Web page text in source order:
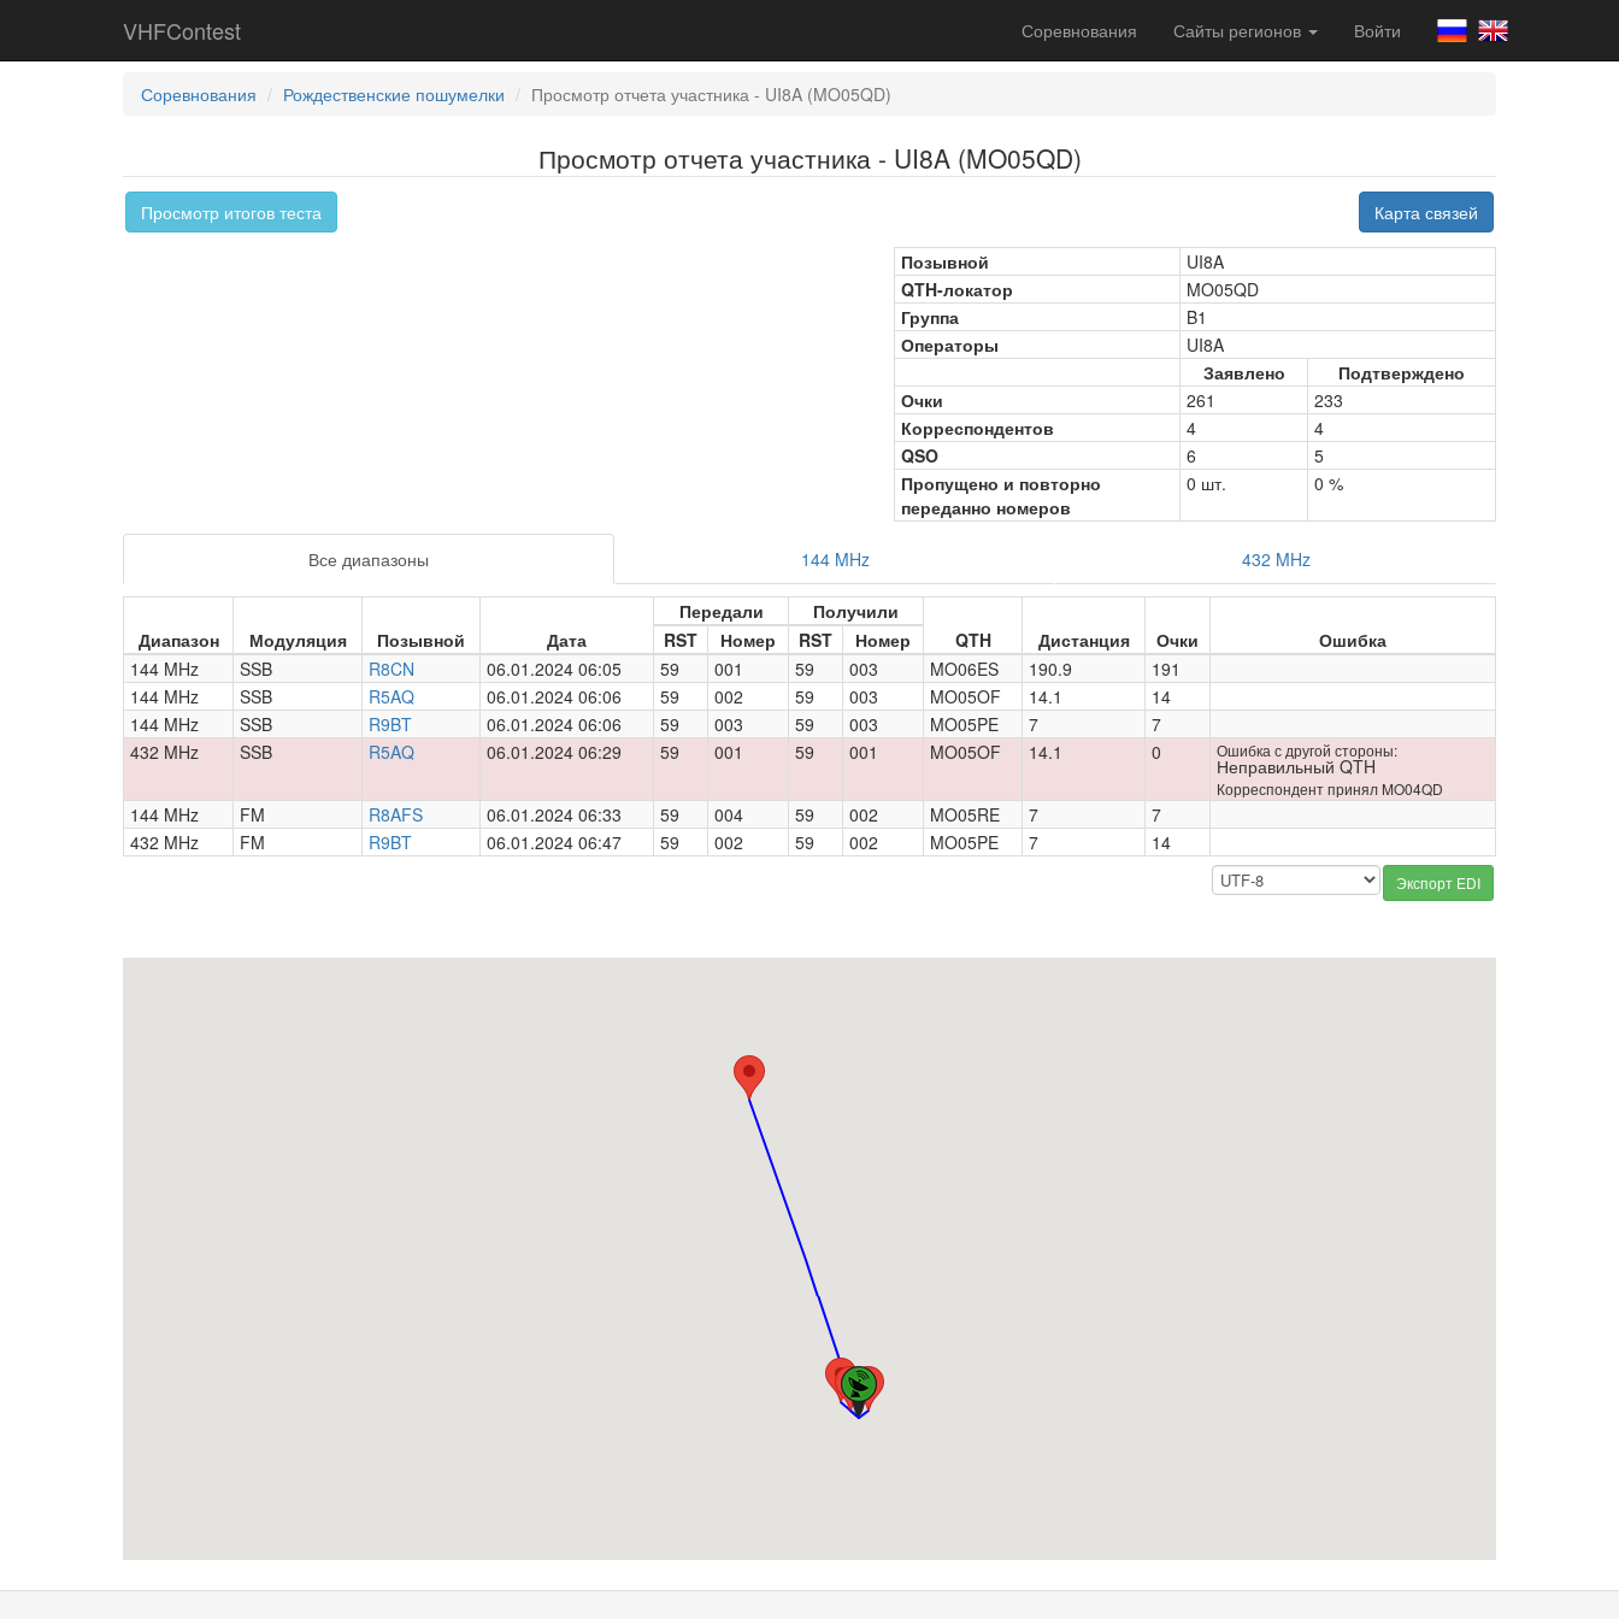
VHFContest Соревнования Сайты регионов Войти
Соревнования Рождественские пошумелки Просмотр отчета участника - UI8A (MO05QD)
Просмотр отчета участника - UI8A (MO05QD)
Просмотр итогов теста Карта связей
Позывной
UI8A
QTH-локатор
MO05QD
Группа
B1
Операторы
UI8A
Заявлено
Подтверждено
Очки
261
233
Корреспондентов
4
4
QSO
6
5
Пропущено и повторно
переданно номеров
0 шт. 0 %
Все диапазоны 144 MHz 432 MHz
Диапазон Модуляция Позывной Дата
Передали
Получили
QTH
Дистанция Очки Ошибка
RST Номер RST
Номер
144 MHz
SSB R8CN 06.01.2024 06:05 59 001 59 003 MO06ES 190.9
191
144 MHz
SSB R5AQ 06.01.2024 06:06 59 002 59 003 MO05OF 14.1
14
144 MHz
SSB R9BT 06.01.2024 06:06 59 003 59 003 MO05PE 7
7
432 MHz
SSB R5AQ 06.01.2024 06:29 59 001 59 001 MO05OF 14.1 0 Ошибка с другой стороны:
Неправильный QTH
Корреспондент принял MO04QD
144 MHz FM R8AFS 06.01.2024 06:33 59 004 59 002 MO05RE 7
7
432 MHz
FM R9BT 06.01.2024 06:47 59 002 59 002 MO05PE 7 14
Экспорт EDI